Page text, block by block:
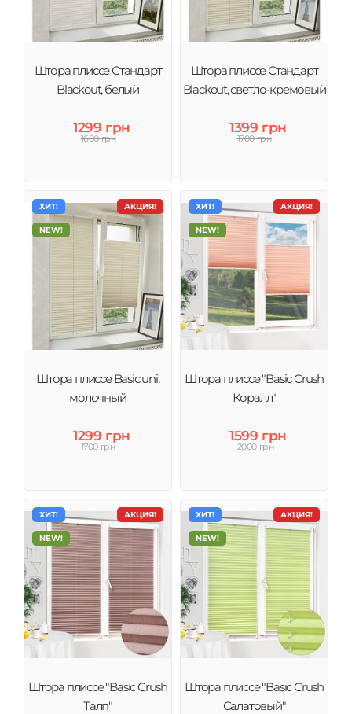
Штора плиссе Стандарт
Blackout, белый
1299 грн
1600 грн
Штора плиссе Стандарт
Blackout, светло-кремовый
1399 грн
1700 грн
АКЦИЯ!
ХИТ!
NEW!
Штора плиссе Basic uni,
молочный
1299 грн
1700 грн
АКЦИЯ!
ХИТ!
NEW!
Штора плиссе "Basic Crush
Коралл"
1599 грн
2000 грн
АКЦИЯ!
ХИТ!
NEW!
Штора плиссе "Basic Crush
Талп"
АКЦИЯ!
ХИТ!
NEW!
Штора плиссе "Basic Crush
Салатовый"